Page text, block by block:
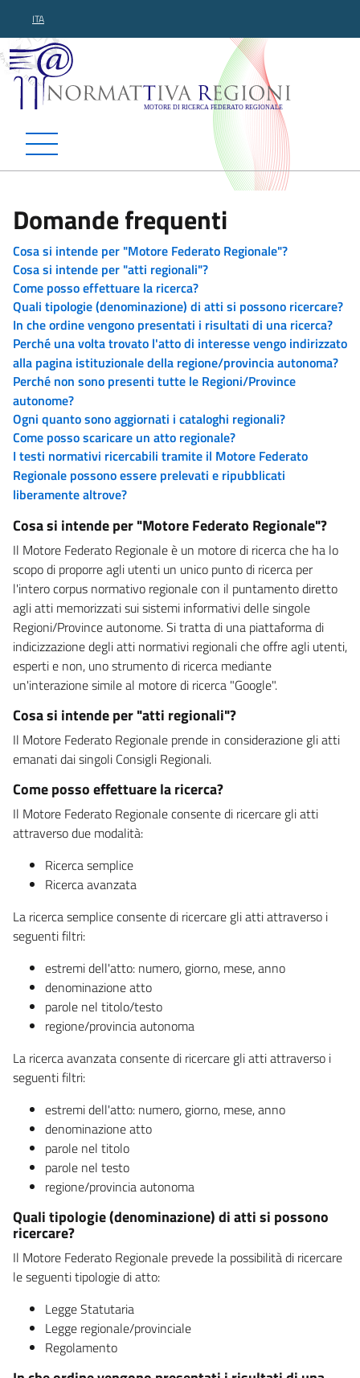
ITA
Normattiva Regioni -
Domande frequenti
Cosa si intende per "Motore Federato Regionale"?
Cosa si intende per "atti regionali"?
Come posso effettuare la ricerca?
Quali tipologie (denominazione) di atti si possono ricercare?
In che ordine vengono presentati i risultati di una ricerca?
Perché una volta trovato l'atto di interesse vengo indirizzato
alla pagina istituzionale della regione/provincia autonoma?
Perché non sono presenti tutte le Regioni/Province
autonome?
Ogni quanto sono aggiornati i cataloghi regionali?
Come posso scaricare un atto regionale?
I testi normativi ricercabili tramite il Motore Federato
Regionale possono essere prelevati e ripubblicati
liberamente altrove?
Cosa si intende per "Motore Federato Regionale"?
Il Motore Federato Regionale è un motore di ricerca che ha lo
scopo di proporre agli utenti un unico punto di ricerca per
l'intero corpus normativo regionale con il puntamento diretto
agli atti memorizzati sui sistemi informativi delle singole
Regioni/Province autonome. Si tratta di una piattaforma di
indicizzazione degli atti normativi regionali che offre agli utenti,
esperti e non, uno strumento di ricerca mediante
un'interazione simile al motore di ricerca "Google".
Cosa si intende per "atti regionali"?
Il Motore Federato Regionale prende in considerazione gli atti
emanati dai singoli Consigli Regionali.
Come posso effettuare la ricerca?
Il Motore Federato Regionale consente di ricercare gli atti
attraverso due modalità:
Ricerca semplice
Ricerca avanzata
La ricerca semplice consente di ricercare gli atti attraverso i
seguenti filtri:
estremi dell'atto: numero, giorno, mese, anno
denominazione atto
parole nel titolo/testo
regione/provincia autonoma
La ricerca avanzata consente di ricercare gli atti attraverso i
seguenti filtri:
estremi dell'atto: numero, giorno, mese, anno
denominazione atto
parole nel titolo
parole nel testo
regione/provincia autonoma
Quali tipologie (denominazione) di atti si possono
ricercare?
Il Motore Federato Regionale prevede la possibilità di ricercare
le seguenti tipologie di atto:
Legge Statutaria
Legge regionale/provinciale
Regolamento